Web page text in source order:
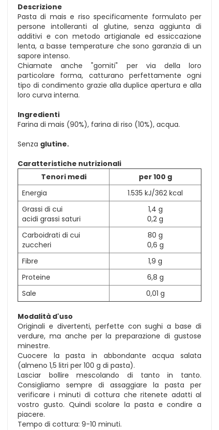
Descrizione
Pasta di mais e riso specificamente formulato per
persone intolleranti al glutine, senza aggiunta di
additivi e con metodo artigianale ed essiccazione
lenta, a basse temperature che sono garanzia di un
sapore intenso.
Chiamate anche "gomiti" per via della loro
particolare forma, catturano perfettamente ogni
tipo di condimento grazie alla duplice apertura e alla
loro curva interna.
Ingredienti
Farina di mais (90%), farina di riso (10%), acqua.
Senza glutine.
Caratteristiche nutrizionali
Tenori medi
per 100 g
Energia
1.535 kJ/362 kcal
Grassi di cui
acidi grassi saturi
1,4 g
0,2 g
Carboidrati di cui
zuccheri
80 g
0,6 g
Fibre
1,9 g
Proteine
6,8 g
Sale
0,01 g
Modalità d'uso
Originali e divertenti, perfette con sughi a base di
verdure, ma anche per la preparazione di gustose
minestre.
Cuocere la pasta in abbondante acqua salata
(almeno 1,5 litri per 100 g di pasta).
Lasciar bollire mescolando di tanto in tanto.
Consigliamo sempre di assaggiare la pasta per
verificare i minuti di cottura che ritenete adatti al
vostro gusto. Quindi scolare la pasta e condire a
piacere.
Tempo di cottura: 9-10 minuti.